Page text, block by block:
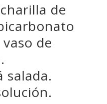
de
de
salada.